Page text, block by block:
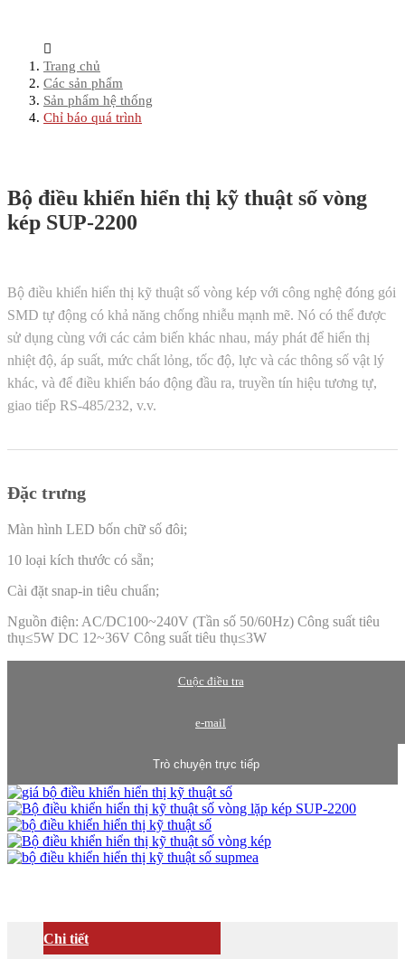
Trang chủ
Các sản phẩm
Sản phẩm hệ thống
Chỉ báo quá trình
Bộ điều khiển hiển thị kỹ thuật số vòng
kép SUP-2200
Bộ điều khiển hiển thị kỹ thuật số vòng kép với công nghệ đóng gói
SMD tự động có khả năng chống nhiễu mạnh mẽ. Nó có thể được
sử dụng cùng với các cảm biến khác nhau, máy phát để hiển thị
nhiệt độ, áp suất, mức chất lỏng, tốc độ, lực và các thông số vật lý
khác, và để điều khiển báo động đầu ra, truyền tín hiệu tương tự,
giao tiếp RS-485/232, v.v.
Đặc trưng
Màn hình LED bốn chữ số đôi;
10 loại kích thước có sẵn;
Cài đặt snap-in tiêu chuẩn;
Nguồn điện: AC/DC100~240V (Tần số 50/60Hz) Công suất tiêu
thụ≤5W DC 12~36V Công suất tiêu thụ≤3W
Cuộc điều tra
e-mail
Trò chuyện trực tiếp
Chi tiết